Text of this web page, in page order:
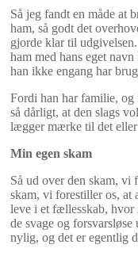
Så jeg fandt en måde at
ham, så godt det
gjorde klar til
ham med hans eget
han ikke engang har
Fordi han har familie,
så dårligt, at den slags
lægger mærke til det eller
Min egen skam
Så ud over den skam, vi
skam, vi forestiller os, at
leve i et fællesskab,
de svage og
nylig, og det er egentlig